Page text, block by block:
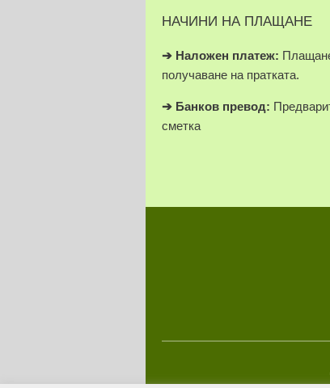
НАЧИНИ НА ПЛАЩАНЕ
➔ Наложен платеж:
получаване на пратката.
➔ Банков превод:
сметка